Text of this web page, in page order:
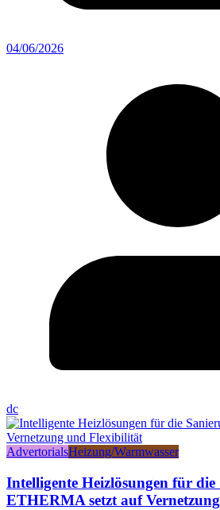
04/06/2026
dc
AdvertorialsHeizung/Warmwasser
Intelligente Heizlösungen für die
ETHERMA setzt auf